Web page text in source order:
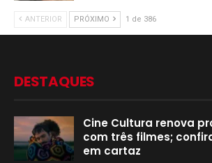
ANTERIOR PRÓXIMO 1 de 386
DESTAQUES
Cine Cultura renova
com três filmes;
em cartaz